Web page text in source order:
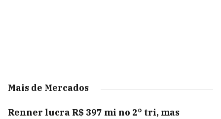
Mais de Mercados
Renner lucra R$ 397 mi no 2° tri, mas